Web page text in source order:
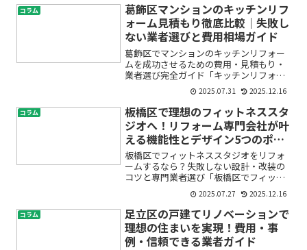
コラム
葛飾区マンションのキッチンリフ
ォーム見積もり徹底比較｜失敗し
ない業者選びと費用相場ガイド
葛飾区でマンションのキッチンリフォー
ムを成功させるための費用・見積もり・
業者選び完全ガイド「キッチンリフォー
ムをしたいけれど、費用がどのくらいか
かるのかわからない」「どんな業者に頼
めば安心なの？」葛飾区のマンションに
お住まいで、そんな不安や...
2025.07.31 2025.12.16
コラム
板橋区で理想のフィットネススタ
ジオへ！リフォーム専門会社が叶
える機能性とデザイン5つのポイ
ント
板橋区でフィットネススタジオをリフォ
ームするなら？失敗しない設計・改装の
コツと専門業者選び「板橋区でフィット
ネススタジオのリフォームを考えている
けれど、どんな会社に相談したらいい
の？」「ジムの改装やトレーニングルー
ム改修で、どんな点に気を付...
2025.07.27 2025.12.16
コラム
足立区の戸建てリノベーションで
理想の住まいを実現！費用・事
例・信頼できる業者ガイド